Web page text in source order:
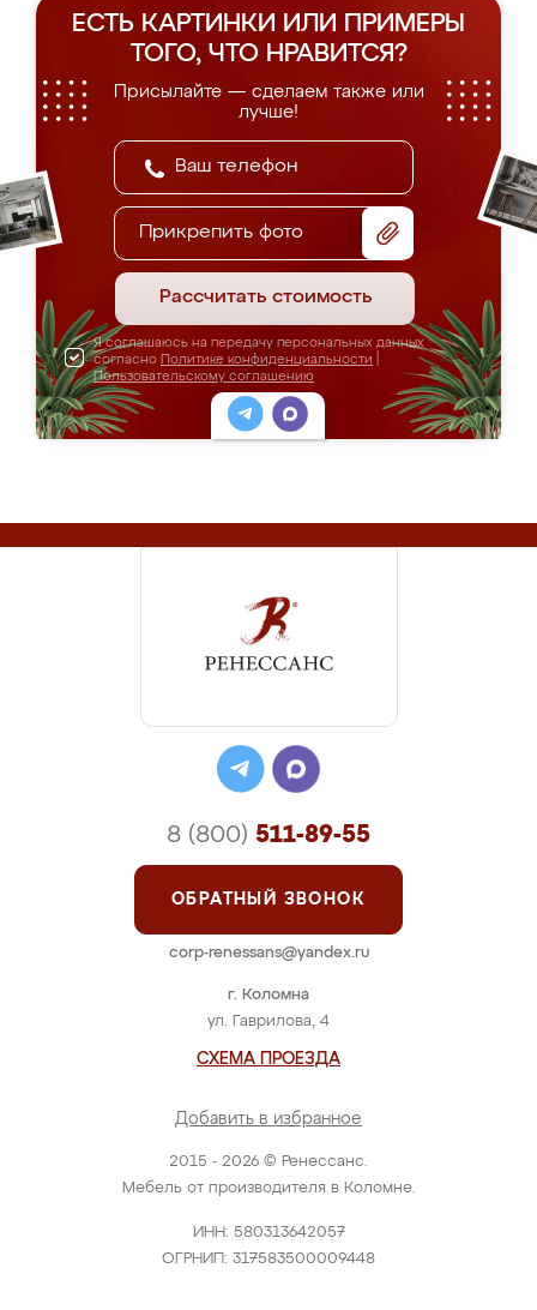
ЕСТЬ КАРТИНКИ ИЛИ ПРИМЕРЫ
ТОГО, ЧТО НРАВИТСЯ?
Присылайте — сделаем также или
лучше!
Прикрепить фото
Рассчитать стоимость
Я соглашаюсь на передачу персональных данных
согласно Политике конфиденциальности
Пользовательскому соглашению
2015 - 2026 © Ренессанс.
Мебель от производителя в Коломне.
ИНН: 580313642057
ОГРНИП: 317583500009448
г. Коломна
ул. Гаврилова, 4
СХЕМА ПРОЕЗДА
Добавить в избранное
8 (800) 511-89-55
ОБРАТНЫЙ ЗВОНОК
corp-renessans@yandex.ru